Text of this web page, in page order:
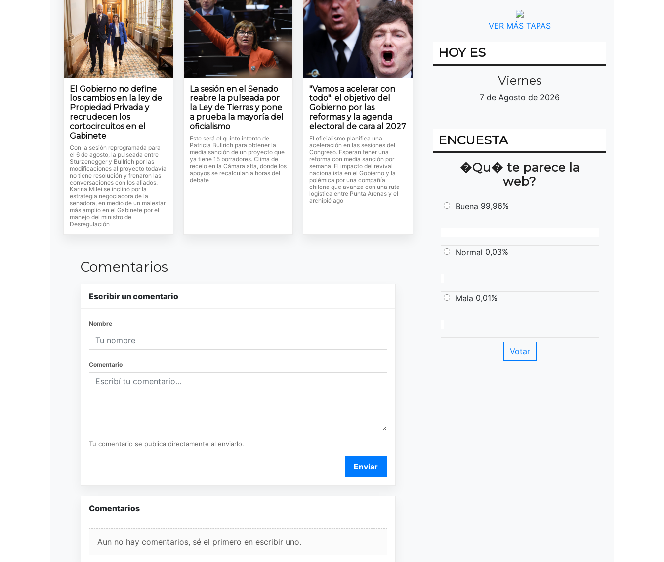
El Gobierno no define
los cambios en la ley de
Propiedad Privada y
recrudecen los
cortocircuitos en el
Gabinete
Con la sesión reprogramada para
el 6 de agosto, la pulseada entre
Sturzenegger y Bullrich por las
modificaciones al proyecto todavía
no tiene resolución y frenaron las
conversaciones con los aliados.
Karina Milei se inclinó por la
estrategia negociadora de la
senadora, en medio de un malestar
más amplio en el Gabinete por el
manejo del ministro de
Desregulación
La sesión en el Senado
reabre la pulseada por
la Ley de Tierras y pone
a prueba la mayoría del
oficialismo
Este será el quinto intento de
Patricia Bullrich para obtener la
media sanción de un proyecto que
ya tiene 15 borradores. Clima de
recelo en la Cámara alta, donde los
apoyos se recalculan a horas del
debate
"Vamos a acelerar con
todo": el objetivo del
Gobierno por las
reformas y la agenda
electoral de cara al 2027
El oficialismo planifica una
aceleración en las sesiones del
Congreso. Esperan tener una
reforma con media sanción por
semana. El impacto del revival
nacionalista en el Gobierno y la
polémica por una compañía
chilena que avanza con una ruta
logística entre Punta Arenas y el
archipiélago
Comentarios
Escribir un comentario
Nombre
Comentario
Tu comentario se publica directamente al enviarlo.
Enviar
Comentarios
Aun no hay comentarios, sé el primero en escribir uno.
VER MÁS TAPAS
HOY ES
Viernes
7 de Agosto de 2026
ENCUESTA
�Qu� te parece la
web?
Buena 99,96%
Normal 0,03%
Mala 0,01%